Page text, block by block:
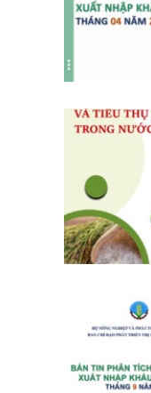
22/11/2023: